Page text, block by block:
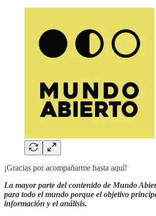
¡Gracias por acompañarme hasta aquí!
La mayor parte del contenido de Mundo
para todo el mundo porque el objetivo
información y el análisis.